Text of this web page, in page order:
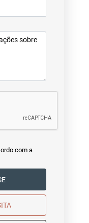
com a